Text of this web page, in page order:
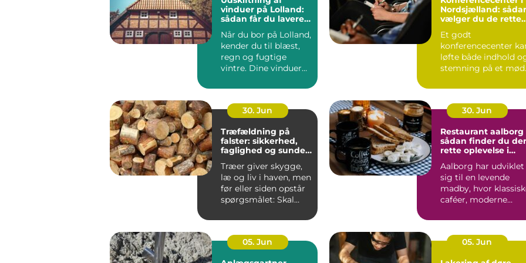
vinduer på Lolland:
sådan får du lavere
Når du bor på Lolland,
kender du til blæst,
regn og fugtige
vintre. Dine vinduer
Nordsjælland:
vælger du de rette
Et godt
konferencecenter
løfte både indhold
stemning på et
30. Jun
Træfældning på
falster: sikkerhed,
faglighed og sunde
Træer giver skygge,
læ og liv i haven, men
før eller siden opstår
spørgsmålet: Skal
30. Jun
Restaurant aalborg
sådan finder du
rette oplevelse i
Aalborg har udviklet
sig til en levende
madby, hvor
caféer, moderne
specialise...
05. Jun
05. Jun